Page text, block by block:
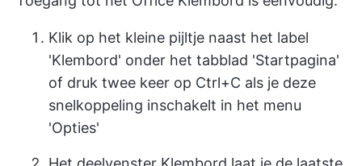
Klik op het kleine pijltje naast het label
'Klembord' onder het tabblad 'Startpagina'
of druk twee keer op Ctrl+C als je deze
snelkoppeling inschakelt in het menu
'Opties'